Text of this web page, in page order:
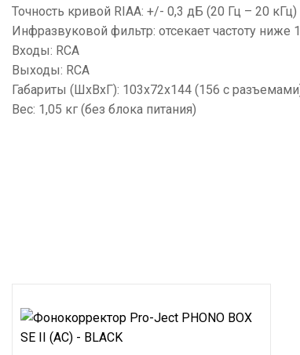
Точность кривой RIAA: +/- 0,3 дБ (20 Гц – 20 кГц)
Инфразвуковой фильтр: отсекает частоту ниже
Входы: RCA
Выходы: RCA
Габариты (ШхВхГ): 103x72x144 (156 с
Вес: 1,05 кг (без блока питания)